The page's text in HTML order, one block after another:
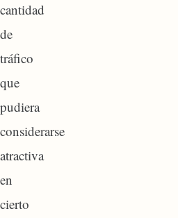
cantidad
de
tráfico
que
pudiera
considerarse
atractiva
en
cierto